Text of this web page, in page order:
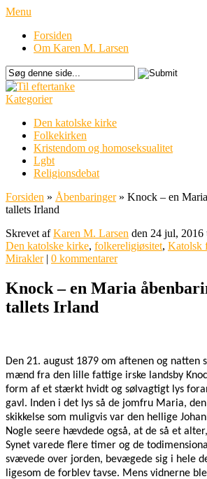
Menu
Forsiden
Om Karen M. Larsen
Kategorier
Den katolske kirke
Folkekirken
Kristendom og homoseksualitet
Lgbt
Religionsdebat
Forsiden » Åbenbaringer » Knock – en
tallets Irland
Skrevet afKaren M. Larsen den 24 jul, 2016
Den katolske kirke, folkereligiøsitet, Katolsk
Mirakler| 0 kommentarer
Knock – en Maria
tallets Irland
Den 21. august 1879 om aftenen og natten
mænd fra den lille fattige irske landsby
form af et stærkt hvidt og sølvagtigt lys
gavl. Inden i det lys så de jomfru Maria,
skikkelse som muligvis var den hellige
Nogle seere hævdede også, at de så et
Synet varede flere timer og de
svævede over jorden, bevægede sig i hele
ligesom de forblev tavse. Mens vidnerne